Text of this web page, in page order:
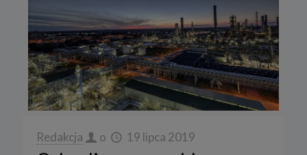
Redakcja o 19 lipca 2019